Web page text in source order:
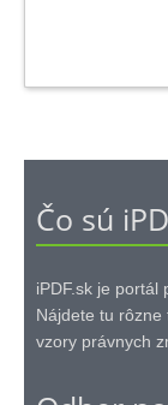
Čo sú
iPDF.sk je portál
Nájdete tu rôzne
vzory právnych